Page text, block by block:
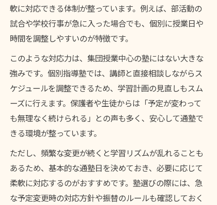
軟に対応できる体制が整っています。例えば、部活動の
試合や学校行事が急に入った場合でも、個別に授業日や
時間を調整しやすいのが特徴です。
このような対応力は、集団授業中心の塾にはない大きな
強みです。個別指導塾では、講師と直接相談しながらス
ケジュールを調整できるため、学習計画の見直しもスム
ーズに行えます。保護者や生徒からは「予定が変わって
も無理なく続けられる」との声も多く、安心して通塾で
きる環境が整っています。
ただし、頻繁な変更が続くと学習リズムが乱れることも
あるため、基本的な通塾日を決めておき、必要に応じて
柔軟に対応するのがおすすめです。塾選びの際には、急
な予定変更時の対応方針や振替のルールも確認しておく